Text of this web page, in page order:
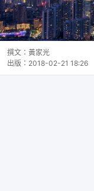
撰文： 黃家光
出版： 2018-02-21 18:26